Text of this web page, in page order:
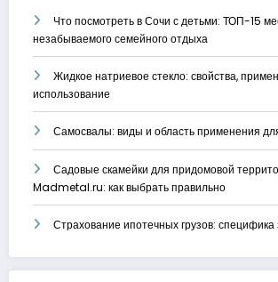
Что посмотреть в Сочи с детьми: ТОП-15
незабываемого семейного отдыха
Жидкое натриевое стекло: свойства,
использование
Самосвалы: виды и область применения
Садовые скамейки для придомовой
Madmetal.ru: как выбрать правильно
Страхование ипотечных грузов: